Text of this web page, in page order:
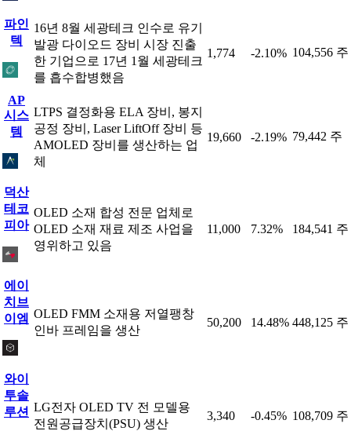
파인
텍
16년 8월 세광테크 인수로 유기
발광 다이오드 장비 시장 진출
한 기업으로 17년 1월 세광테크
를 흡수합병했음
1,774 -2.10% 104,556 주
AP
시스
템
LTPS 결정화용 ELA 장비, 봉지
공정 장비, Laser LiftOff 장비 등
AMOLED 장비를 생산하는 업
체
19,660 -2.19% 79,442 주
덕산
테코
피아
OLED 소재 합성 전문 업체로
OLED 소재 재료 제조 사업을
영위하고 있음
11,000 7.32% 184,541 주
에이
치브
이엠 OLED FMM 소재용 저열팽창
인바 프레임을 생산
50,200 14.48% 448,125 주
와이
투솔
루션 LG전자 OLED TV 전 모델용
전원공급장치(PSU) 생산
3,340 -0.45% 108,709 주